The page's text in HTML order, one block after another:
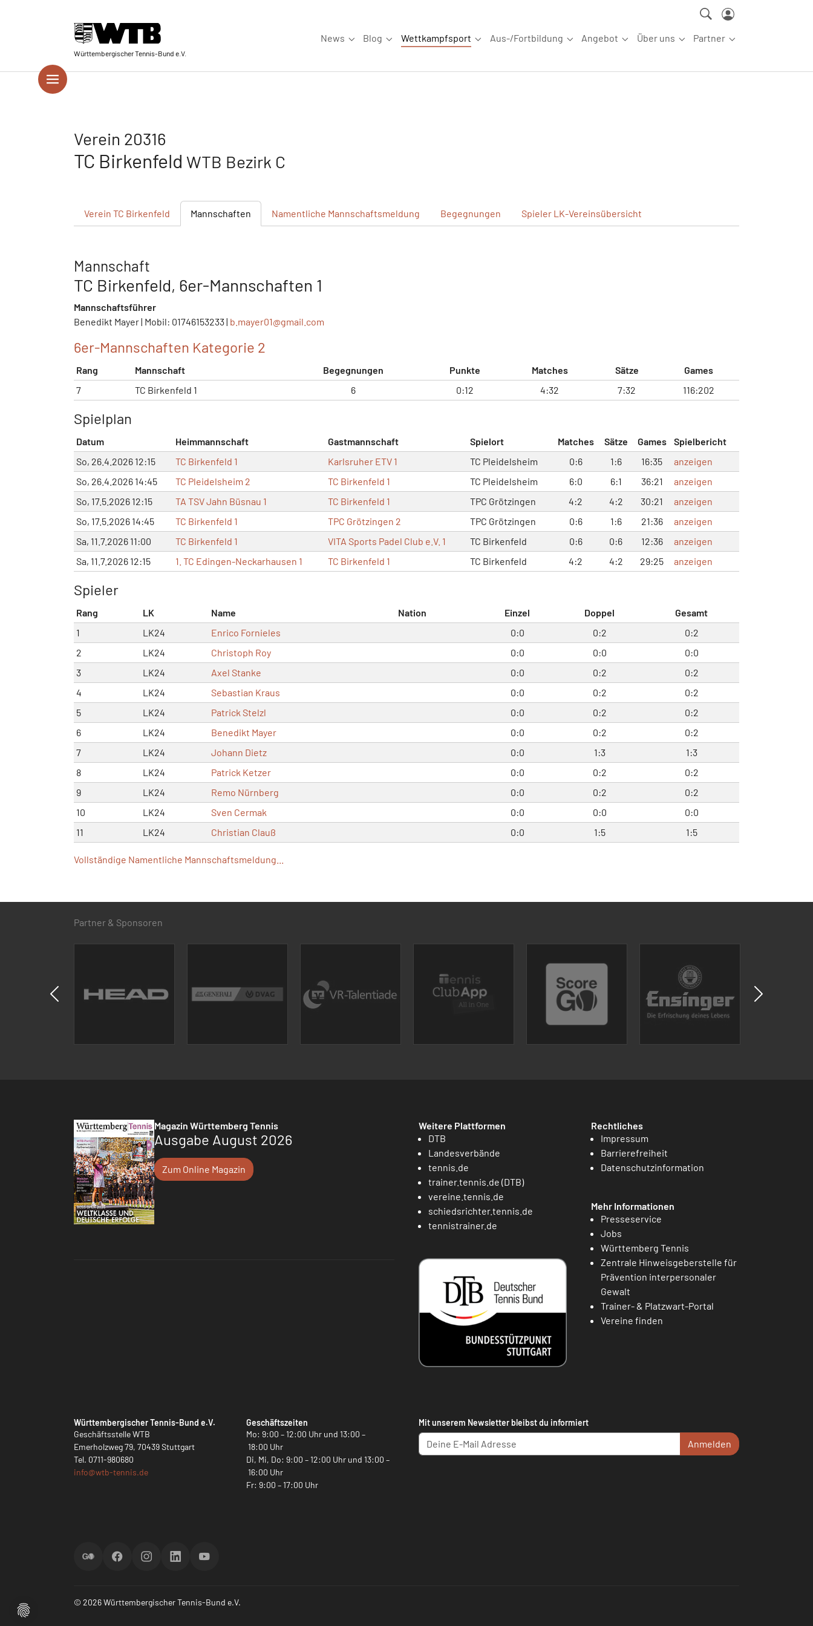
Württembergischer Tennis-Bund e.V.
News
Submenu for "News"
Blog
Submenu for "Blog"
Wettkampfsport
Submenu for "Wettkampfsport"
Aus-/Fortbildung
Submenu for "Aus-/Fortbildung"
Angebot
Submenu for "Angebot"
Über uns
Submenu for "Über uns"
Partner
Submenu for
Verein 20316
TC Birkenfeld WTB Bezirk C
Verein TC Birkenfeld Mannschaften Namentliche Mannschaftsmeldung Begegnungen Spieler LK-Vereinsübersicht
Mannschaft
TC Birkenfeld, 6er-Mannschaften 1
Mannschaftsführer
Benedikt Mayer | Mobil: 01746153233 | b.mayer01@gmail.com
6er-Mannschaften Kategorie 2
Rang Mannschaft Begegnungen Punkte Matches Sätze
Games
7
TC Birkenfeld 1 6 0:12 4:32 7:32 116:202
Spielplan
Datum Heimmannschaft Gastmannschaft Spielort Matches Sätze Games
Spielbericht
So, 26.4.2026 12:15
TC Birkenfeld 1 Karlsruher ETV 1 TC Pleidelsheim 0:6 1:6 16:35
anzeigen
So, 26.4.2026 14:45
TC Pleidelsheim 2 TC Birkenfeld 1 TC Pleidelsheim 6:0 6:1 36:21
anzeigen
So, 17.5.2026 12:15
TA TSV Jahn Büsnau 1 TC Birkenfeld 1 TPC Grötzingen 4:2 4:2 30:21
anzeigen
So, 17.5.2026 14:45
TC Birkenfeld 1 TPC Grötzingen 2 TPC Grötzingen 0:6 1:6 21:36
anzeigen
Sa, 11.7.2026 11:00
TC Birkenfeld 1 VITA Sports Padel Club e.V. 1 TC Birkenfeld 0:6 0:6 12:36
anzeigen
Sa, 11.7.2026 12:15
1. TC Edingen-Neckarhausen 1 TC Birkenfeld 1 TC Birkenfeld 4:2 4:2 29:25 anzeigen
Spieler
Rang LK Name Nation Einzel Doppel
Gesamt
1
LK24 Enrico Fornieles 0:0 0:2
0:2
2
LK24 Christoph Roy 0:0 0:0
0:0
3
LK24 Axel Stanke 0:0 0:2
0:2
4
LK24 Sebastian Kraus 0:0 0:2
0:2
5
LK24 Patrick Stelzl 0:0 0:2
0:2
6
LK24 Benedikt Mayer 0:0 0:2
0:2
7
LK24 Johann Dietz 0:0 1:3
1:3
8
LK24 Patrick Ketzer 0:0 0:2
0:2
9
LK24 Remo Nürnberg 0:0 0:2
0:2
10
LK24 Sven Cermak 0:0 0:0
0:0
11
LK24 Christian Clauß 0:0 1:5 1:5
Vollständige Namentliche Mannschaftsmeldung...
Partner & Sponsoren
Magazin Württemberg Tennis
Ausgabe August 2026
Zum Online Magazin
Weitere Plattformen
DTB
Landesverbände
tennis.de
trainer.tennis.de (DTB)
vereine.tennis.de
schiedsrichter.tennis.de
tennistrainer.de
Rechtliches
Impressum
Barrierefreiheit
Datenschutzinformation
Mehr Informationen
Presseservice
Jobs
Württemberg Tennis
Zentrale Hinweisgeberstelle für
Prävention interpersonaler
Gewalt
Trainer- & Platzwart-Portal
Vereine finden
Württembergischer Tennis-Bund e.V.
Geschäftsstelle WTB
Emerholzweg 79, 70439 Stuttgart
Tel. 0711-980680
info@wtb-tennis.de
Geschäftszeiten
Mo: 9:00 – 12:00 Uhr und 13:00 –
18:00 Uhr
Di, Mi, Do: 9:00 – 12:00 Uhr und 13:00 –
16:00 Uhr
Fr: 9:00 – 17:00 Uhr
Mit unserem Newsletter bleibst du informiert
Anmelden
ScoreGOFacebookInstagramLinkedInYouTube
© 2026 Württembergischer Tennis-Bund e.V.